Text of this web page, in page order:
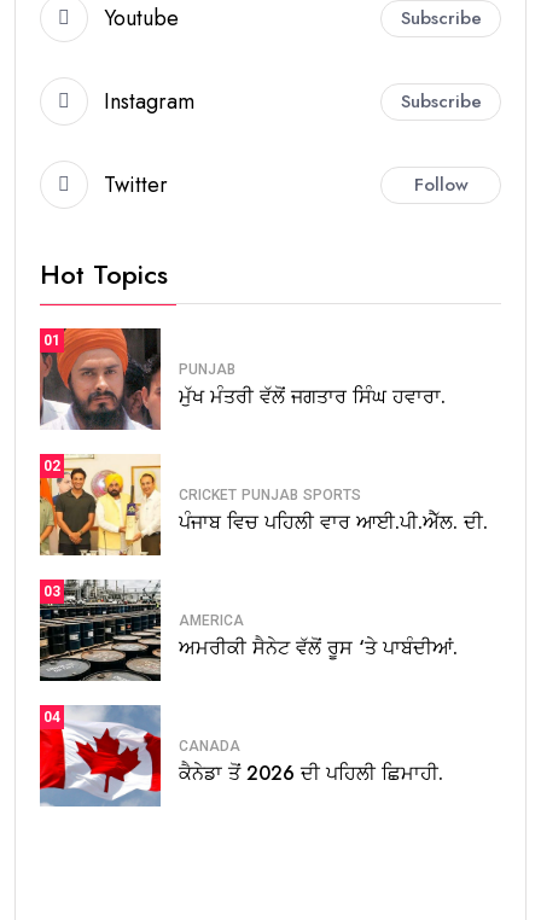
Youtube Subscribe
Instagram Subscribe
Twitter Follow
Hot Topics
01
PUNJAB
ਮੁੱਖ ਮੰਤਰੀ ਵੱਲੋਂ ਜਗਤਾਰ ਸਿੰਘ ਹਵਾਰਾ.
02
CRICKET PUNJAB SPORTS
ਪੰਜਾਬ ਵਿਚ ਪਹਿਲੀ ਵਾਰ ਆਈ.ਪੀ.ਐੱਲ. ਦੀ.
03
AMERICA
ਅਮਰੀਕੀ ਸੈਨੇਟ ਵੱਲੋਂ ਰੂਸ ‘ਤੇ ਪਾਬੰਦੀਆਂ.
04
CANADA
ਕੈਨੇਡਾ ਤੋਂ 2026 ਦੀ ਪਹਿਲੀ ਛਿਮਾਹੀ.